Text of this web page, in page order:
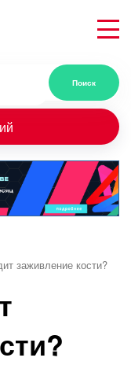
заживление кости?